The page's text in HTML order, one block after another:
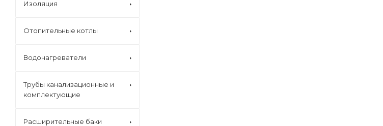
Изоляция
Отопительные котлы
Водонагреватели
Трубы канализационные и
комплектующие
Расширительные баки